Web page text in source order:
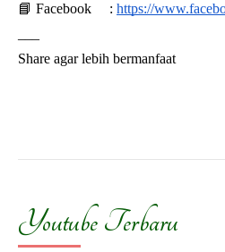
📘 Facebook
: https://
Share agar lebih bermanfaat
Youtube Terbaru